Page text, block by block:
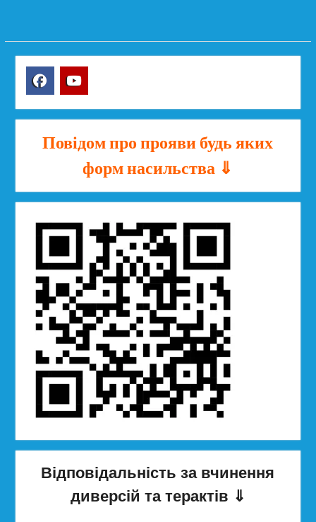
Повідом про прояви будь яких
форм насильства ⇓
Відповідальність за вчинення
диверсій та терактів ⇓